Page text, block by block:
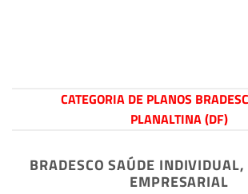
CATEGORIA DE PLANOS
PLANALTINA (DF)
BRADESCO SAÚDE
EMPRESARIAL